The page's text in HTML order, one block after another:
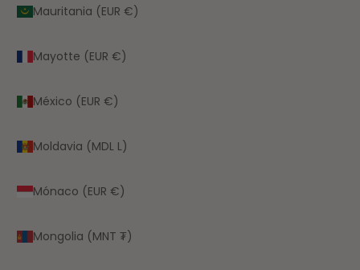
Mauritania (EUR €)
Mayotte (EUR €)
México (EUR €)
Moldavia (MDL L)
Mónaco (EUR €)
Mongolia (MNT ₮)